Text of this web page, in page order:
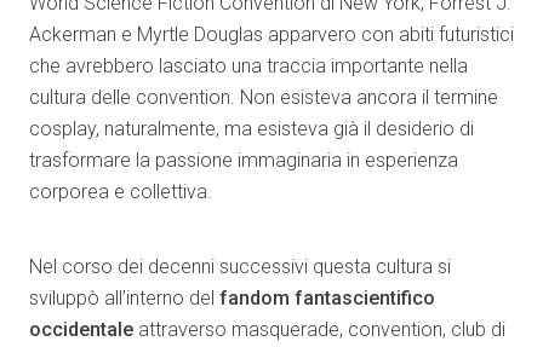
Ackerman e Myrtle Douglas apparvero con abiti futuristici
che avrebbero lasciato una traccia importante nella
cultura delle convention. Non esisteva ancora il termine
cosplay, naturalmente, ma esisteva già il desiderio di
trasformare la passione immaginaria in esperienza
corporea e collettiva.
Nel corso dei decenni successivi questa cultura si
sviluppò all’interno del fandom fantascientifico
occidentale attraverso masquerade, convention, club di